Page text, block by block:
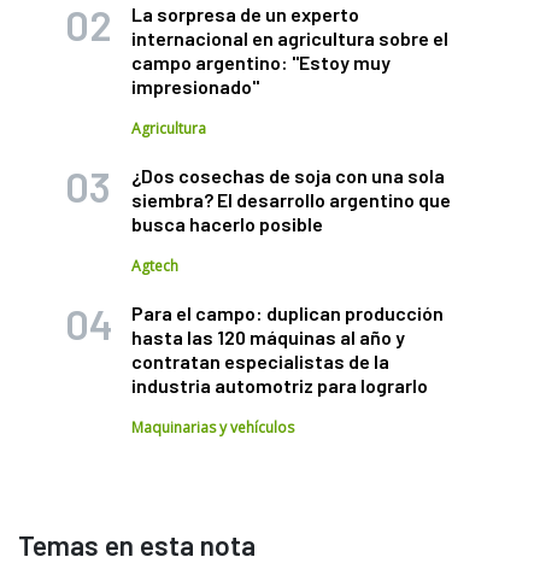
La sorpresa de un experto
internacional en agricultura sobre el
campo argentino: "Estoy muy
impresionado"
Agricultura
¿Dos cosechas de soja con una sola
siembra? El desarrollo argentino que
busca hacerlo posible
Agtech
Para el campo: duplican producción
hasta las 120 máquinas al año y
contratan especialistas de la
industria automotriz para lograrlo
Maquinarias y vehículos
Temas en esta nota